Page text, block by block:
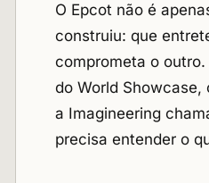
O Epcot não é
construiu: que
comprometa o
do World
a Imagineering
precisa entender o